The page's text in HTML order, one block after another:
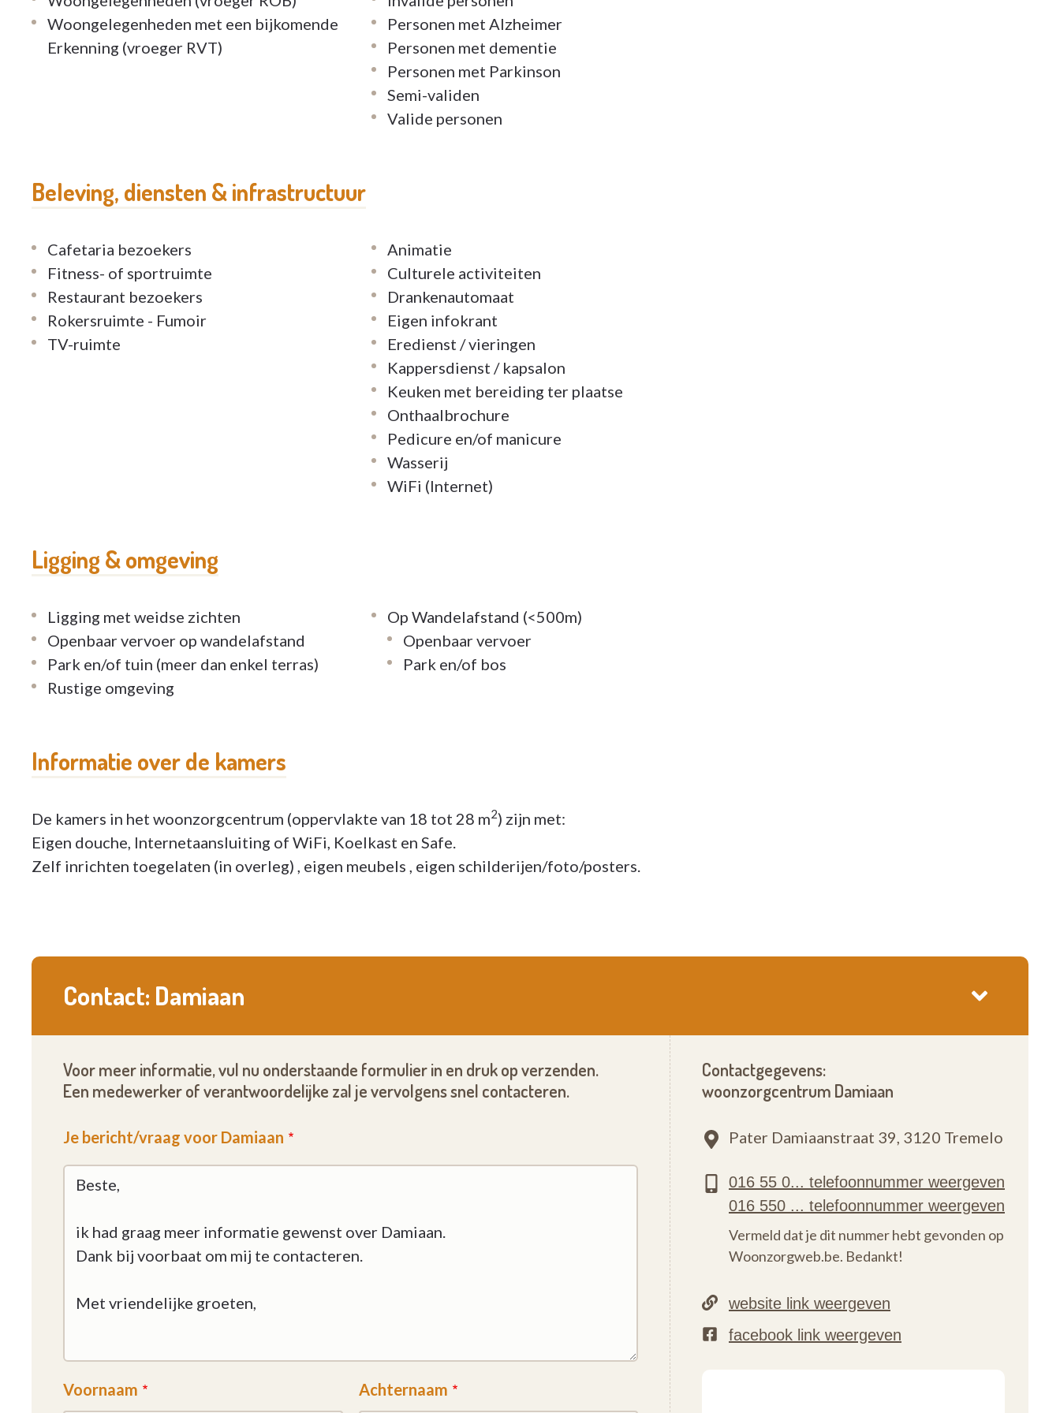
Woongelegenheden met een bijkomende
Erkenning (vroeger RVT)
Personen met Alzheimer
Personen met dementie
Personen met Parkinson
Semi-validen
Valide personen
Beleving, diensten & infrastructuur
Cafetaria bezoekers
Fitness- of sportruimte
Restaurant bezoekers
Rokersruimte - Fumoir
TV-ruimte
Animatie
Culturele activiteiten
Drankenautomaat
Eigen infokrant
Eredienst / vieringen
Kappersdienst / kapsalon
Keuken met bereiding ter plaatse
Onthaalbrochure
Pedicure en/of manicure
Wasserij
WiFi (Internet)
Ligging & omgeving
Ligging met weidse zichten
Openbaar vervoer op wandelafstand
Park en/of tuin (meer dan enkel terras)
Rustige omgeving
Op Wandelafstand (<500m)
Openbaar vervoer
Park en/of bos
Informatie over de kamers
De kamers in het woonzorgcentrum (oppervlakte van 18 tot 28 m2) zijn met:
Eigen douche, Internetaansluiting of WiFi, Koelkast en Safe.
Zelf inrichten toegelaten (in overleg) , eigen meubels , eigen schilderijen/foto/posters.
Contact: Damiaan
Voor meer informatie, vul nu onderstaande formulier in en druk op verzenden.
Een medewerker of verantwoordelijke zal je vervolgens snel contacteren.
Je bericht/vraag voor Damiaan
Voornaam Achternaam
Contactgegevens:
woonzorgcentrum Damiaan
Pater Damiaanstraat 39, 3120 Tremelo
Vermeld dat je dit nummer hebt gevonden op
Woonzorgweb.be. Bedankt!